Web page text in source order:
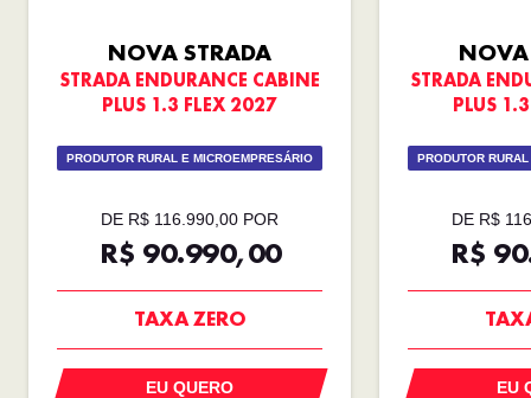
NOVA STRADA
STRADA ENDURANCE CABINE
PLUS 1.3 FLEX 2027
PRODUTOR RURAL E MICROEMPRESÁRIO
DE R$ 116.990,00 POR
R$ 90.990,00
TAXA ZERO
EU QUERO
NOVA
STRADA
PLUS
PRODUTOR
DE R$
R$
EU